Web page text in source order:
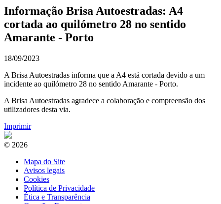
Informação Brisa Autoestradas: A4
cortada ao quilómetro 28 no sentido
Amarante - Porto
18/09/2023
A Brisa Autoestradas informa que a A4 está cortada devido a um
incidente ao quilómetro 28 no sentido Amarante - Porto.
A Brisa Autoestradas agradece a colaboração e compreensão dos
utilizadores desta via.
Imprimir
© 2026
Mapa do Site
Avisos legais
Cookies
Política de Privacidade
Ética e Transparência